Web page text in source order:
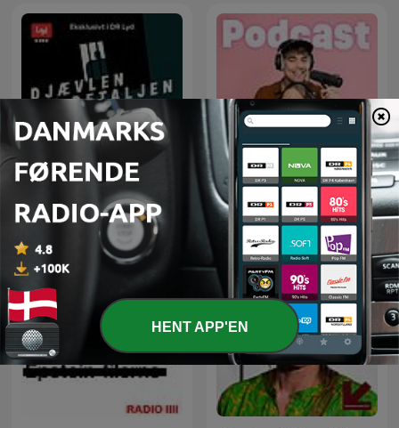
Djævlen i detaljen
Anders og Matildes
verden
HENT APP'EN